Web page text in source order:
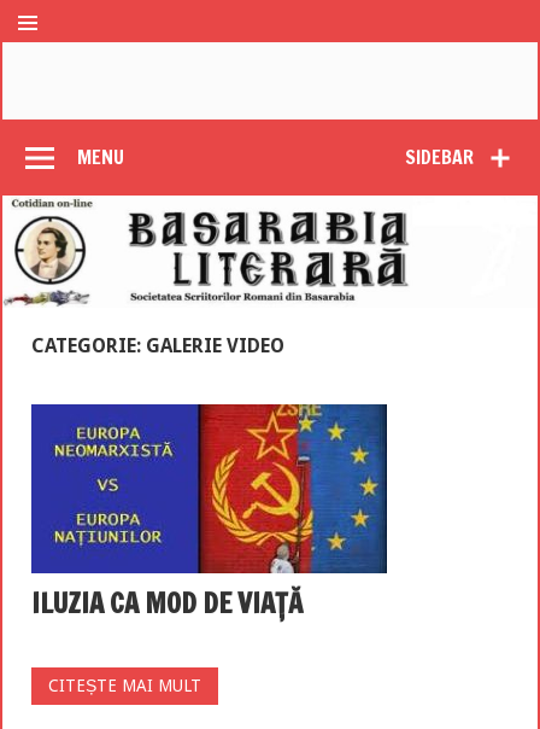
SIDEBAR
MENU
CATEGORIE: GALERIE VIDEO
ILUZIA CA MOD DE VIAȚĂ
CITEȘTE MAI MULT